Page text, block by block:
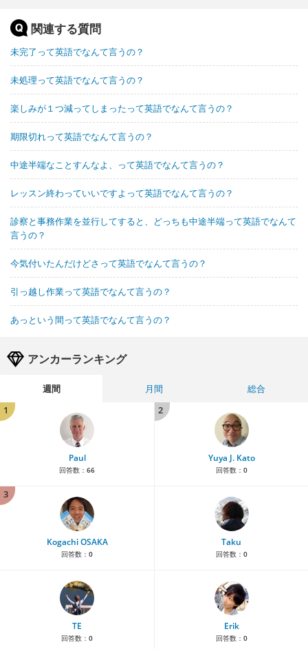
関連する質問
未完了って英語でなんて言うの？
未処理って英語でなんて言うの？
楽しみが１つ減ってしまったって英語でなんて言うの？
期限切れって英語でなんて言うの？
中途半端なことすんなよ、って英語でなんて言うの？
レッスン終わっていいですよって英語でなんて言うの？
診察と事務作業を並行してすると、どっちも中途半端って英語でなんて
言うの？
今気付いたんだけどさって英語でなんて言うの？
引っ越し作業って英語でなんて言うの？
あっという間って英語でなんて言うの？
アンカーランキング
週間 月間
総合
1
Paul
回答数： 66
2
Yuya J. Kato
回答数： 0
3
Kogachi OSAKA
回答数： 0
Taku
回答数： 0
TE
回答数： 0
Erik
回答数： 0